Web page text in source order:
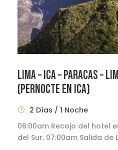
LIMA – ICA – PARACAS –
(PERNOCTE EN ICA)
2 Días / 1 Noche
06:00am Recojo del hotel
del Sur. 07:00am Salida de